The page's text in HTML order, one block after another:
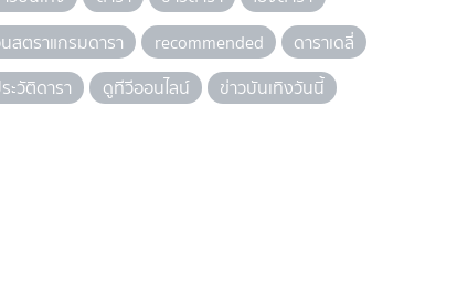
สตราแกรมดารา
recommended
ดาราเดลี่
ะวัติดารา
ดูทีวีออนไลน์ ข่าวบันเทิงวันนี้